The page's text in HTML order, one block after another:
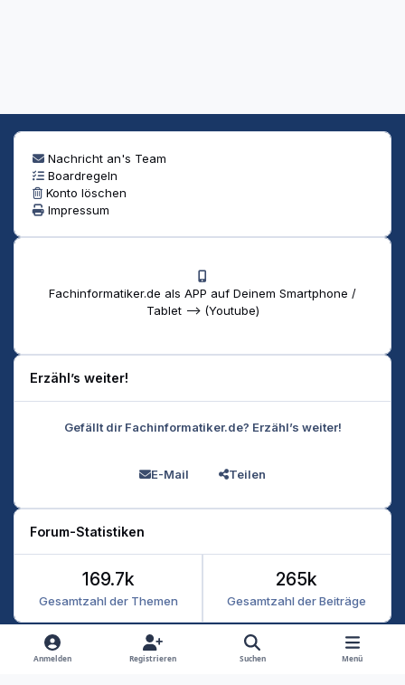
Nachricht an's Team
Boardregeln
Konto löschen
Impressum
Fachinformatiker.de als APP auf Deinem Smartphone /
Tablet --> (Youtube)
Erzähl’s weiter!
Gefällt dir Fachinformatiker.de? Erzähl’s weiter!
E-Mail Teilen
Forum-Statistiken
Gesamtzahl der Themen
169.7k
Gesamtzahl der Beiträge
265k
Heller Modus
Dunkler Modus
Systemeinstellung
Anmelden Registrieren Suchen Menü